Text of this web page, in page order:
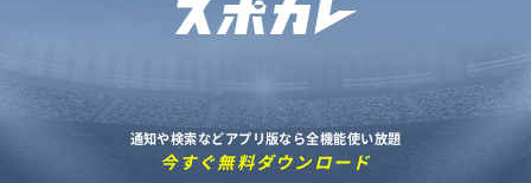
通知や検索などアプリ版なら全機能使い放題
今すぐ無料ダウンロード